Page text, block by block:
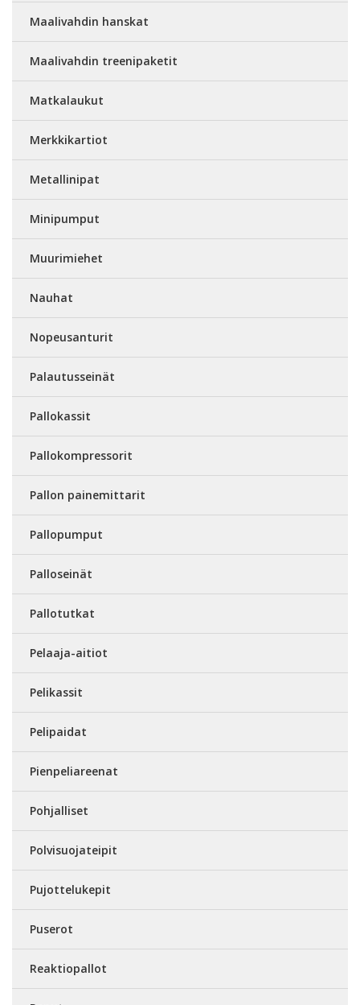
Maalivahdin hanskat
Maalivahdin treenipaketit
Matkalaukut
Merkkikartiot
Metallinipat
Minipumput
Muurimiehet
Nauhat
Nopeusanturit
Palautusseinät
Pallokassit
Pallokompressorit
Pallon painemittarit
Pallopumput
Palloseinät
Pallotutkat
Pelaaja-aitiot
Pelikassit
Pelipaidat
Pienpeliareenat
Pohjalliset
Polvisuojateipit
Pujottelukepit
Puserot
Reaktiopallot